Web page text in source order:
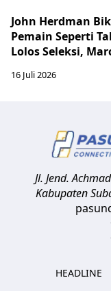
John Herdman
Pemain Seperti
Lolos Seleksi,
16 Juli 2026
Jl. Jend.
Kabupaten
HEADLINE